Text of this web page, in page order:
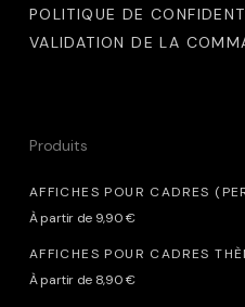
POLITIQUE DE
VALIDATION DE LA
Produits
AFFICHES POUR CADRES
À partir de 9,90€
AFFICHES POUR CADRES
À partir de 8,90€